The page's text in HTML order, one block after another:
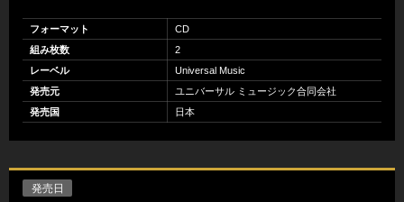
フォーマット
CD
組み枚数
2
レーベル
Universal Music
発売元
ユニバーサル ミュージック合同会社
発売国
日本
発売日